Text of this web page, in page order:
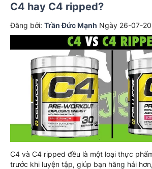
C4 hay C4 ripped?
Đăng bởi: Trần Đức Mạnh Ngày 26-07-
C4 và C4 ripped đều là một loại thực
trước khi luyện tập, giúp bạn hăng hái